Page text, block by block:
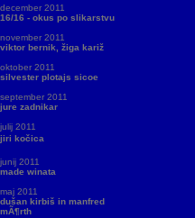
december 2011
16/16 - okus po slikarstvu
november 2011
viktor bernik, žiga kariž
oktober 2011
silvester plotajs sicoe
september 2011
jure zadnikar
julij 2011
jiri kočica
junij 2011
made winata
maj 2011
dušan kirbiš in manfred
mÃ¶rth